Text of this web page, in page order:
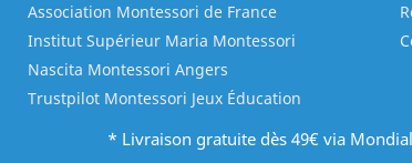
Association Montessori de France
Institut Supérieur Maria Montessori
Nascita Montessori Angers
Trustpilot Montessori Jeux Éducation
* Livraison gratuite dès 49€ via